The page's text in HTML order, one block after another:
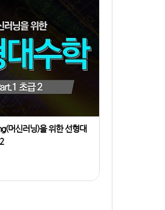
머신러닝)을 위한 선형대